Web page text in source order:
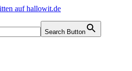
auf hallowit.de
Search Button